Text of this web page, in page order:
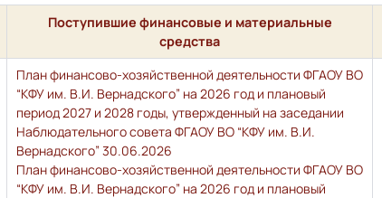
Поступившие финансовые и материальные
средства
План финансово-хозяйственной деятельности ФГАОУ ВО
“КФУ им. В.И. Вернадского” на 2026 год и плановый
период 2027 и 2028 годы, утвержденный на заседании
Наблюдательного совета ФГАОУ ВО “КФУ им. В.И.
Вернадского” 30.06.2026
План финансово-хозяйственной деятельности ФГАОУ ВО
“КФУ им. В.И. Вернадского” на 2026 год и плановый